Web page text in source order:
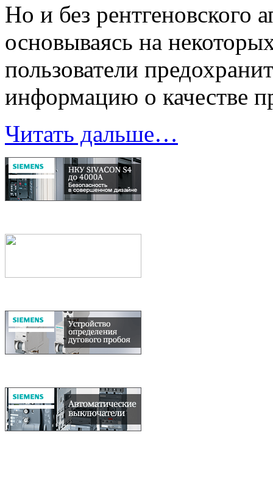
Но и без рентгеновского
основываясь на
пользователи
информацию о качестве
Читать дальше…